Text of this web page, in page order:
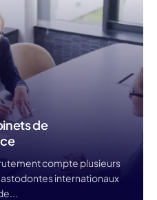
de
compte plusieurs
internationaux